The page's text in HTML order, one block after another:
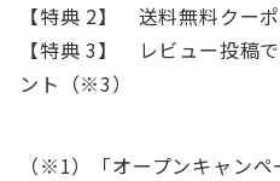
【特典 2】 送料無料クー
【特典 3】 レビュー投稿
ント（※3）
（※1）「オープンキャン